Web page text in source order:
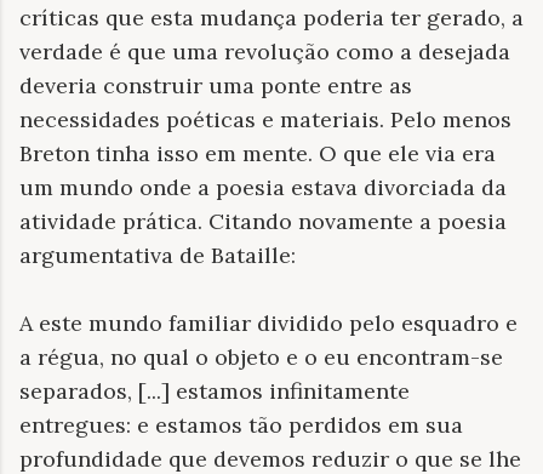
críticas que esta mudança poderia ter gerado, a
verdade é que uma revolução como a desejada
deveria construir uma ponte entre as
necessidades poéticas e materiais. Pelo menos
Breton tinha isso em mente. O que ele via era
um mundo onde a poesia estava divorciada da
atividade prática. Citando novamente a poesia
argumentativa de Bataille:
A este mundo familiar dividido pelo esquadro e
a régua, no qual o objeto e o eu encontram-se
separados, [...] estamos infinitamente
entregues: e estamos tão perdidos em sua
profundidade que devemos reduzir o que se lhe